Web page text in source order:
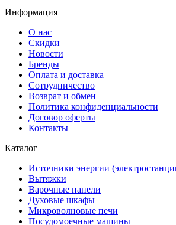
Информация
О нас
Скидки
Новости
Бренды
Оплата и доставка
Сотрудничество
Возврат и обмен
Политика конфиденциальности
Договор оферты
Контакты
Каталог
Источники энергии
Вытяжки
Варочные панели
Духовые шкафы
Микроволновые печи
Посудомоечные машины